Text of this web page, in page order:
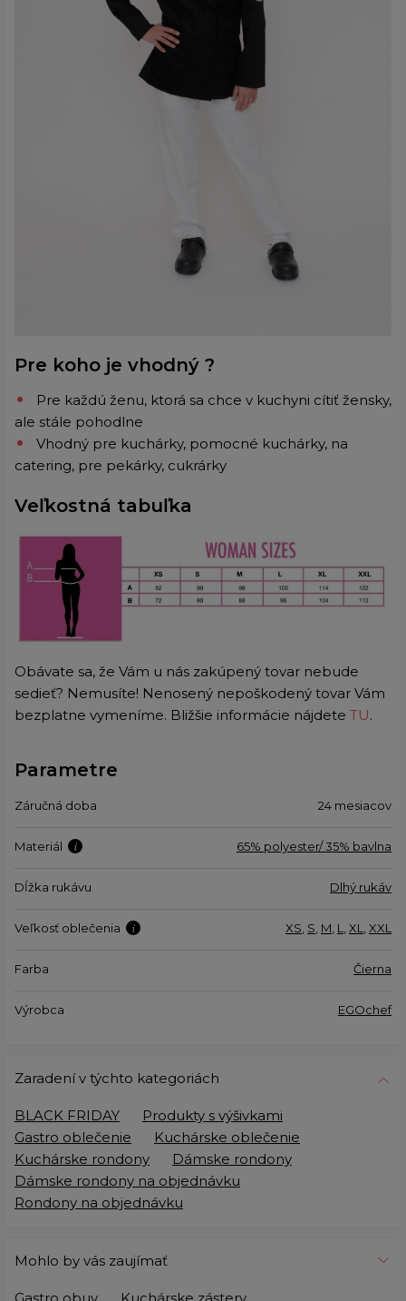
Pre koho je vhodný ?
Pre každú ženu, ktorá sa chce v kuchyni cítiť žensky,
ale stále pohodlne
Vhodný pre kuchárky, pomocné kuchárky, na
catering, pre pekárky, cukrárky
Veľkostná tabuľka
Obávate sa, že Vám u nás zakúpený tovar nebude
sedieť? Nemusíte! Nenosený nepoškodený tovar Vám
bezplatne vymeníme. Bližšie informácie nájdete TU.
Parametre
Záručná doba 24 mesiacov
Materiál 65% polyester/ 35% bavlna
Dĺžka rukávu Dlhý rukáv
Veľkosť oblečenia XS S M L XL XXL
Farba Čierna
Výrobca EGOchef
Zaradení v týchto kategoriách
BLACK FRIDAY
Produkty s výšivkami
Gastro oblečenie
Kuchárske oblečenie
Kuchárske rondony
Dámske rondony
Dámske rondony na objednávku
Rondony na objednávku
Mohlo by vás zaujímať